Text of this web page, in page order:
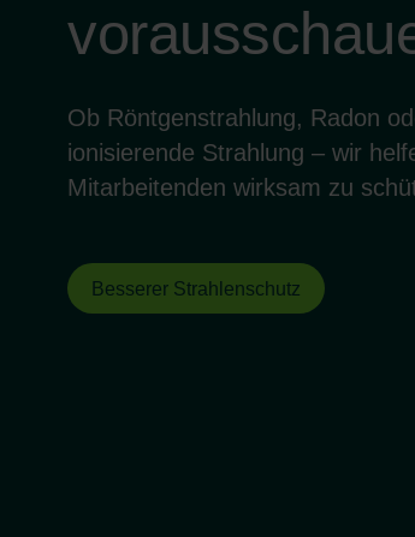
Ob Röntgenstrahlung, Radon
ionisierende Strahlung – wir
Mitarbeitenden wirksam zu
Besserer Strahlenschutz